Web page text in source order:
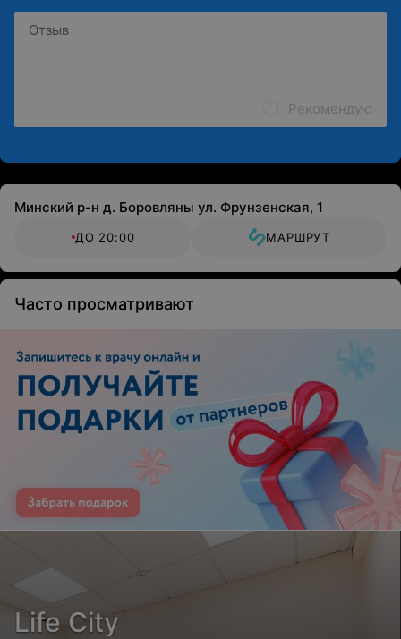
Рекомендую
Минский р-н д. Боровляны ул. Фрунзенская, 1
ДО 20:00 МАРШРУТ
Часто просматривают
Life City